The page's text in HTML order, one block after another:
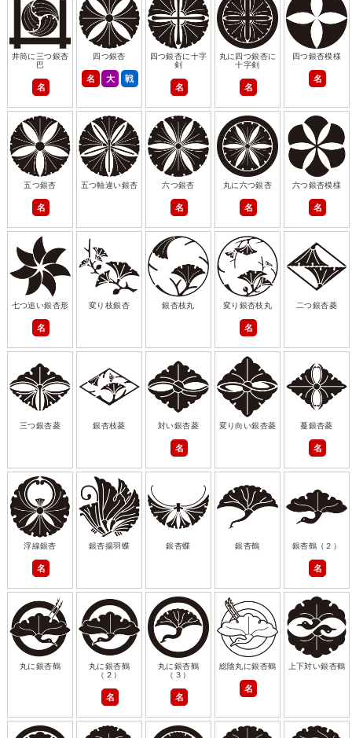
井筒に三つ銀杏
巴
名
四つ銀杏
名 大 戦
四つ銀杏に十字
剣
名
丸に四つ銀杏に
十字剣
名
四つ銀杏模様
名
五つ銀杏
名
五つ軸違い銀杏 六つ銀杏
名
丸に六つ銀杏
名
六つ銀杏模様
名
七つ追い銀杏形
名
変り枝銀杏 銀杏枝丸 変り銀杏枝丸
名
二つ銀杏菱
三つ銀杏菱 銀杏枝菱 対い銀杏菱
名
変り向い銀杏菱 蔓銀杏菱
名
浮線銀杏
名
銀杏揚羽蝶 銀杏蝶 銀杏鶴 銀杏鶴（２）
名
丸に銀杏鶴
丸に銀杏鶴
（２）
名
丸に銀杏鶴
（３）
名
総陰丸に銀杏鶴
名
上下対い銀杏鶴